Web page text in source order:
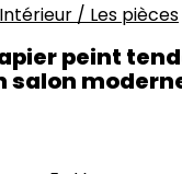
Intérieur / Les pièces
peint
salon